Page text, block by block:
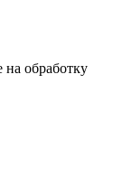
обработку